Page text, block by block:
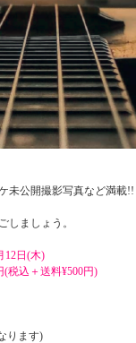
未公開撮影写真など満載!!
しましょう。
12日(木)
(税込＋送料¥500円)
ります)